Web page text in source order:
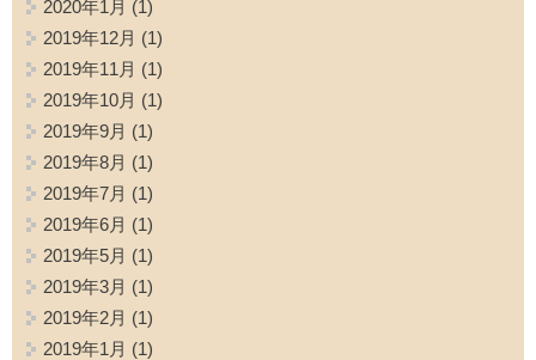
2020年1月 (1)
2019年12月 (1)
2019年11月 (1)
2019年10月 (1)
2019年9月 (1)
2019年8月 (1)
2019年7月 (1)
2019年6月 (1)
2019年5月 (1)
2019年3月 (1)
2019年2月 (1)
2019年1月 (1)